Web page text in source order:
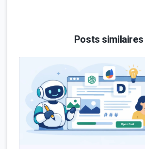
Posts similaires